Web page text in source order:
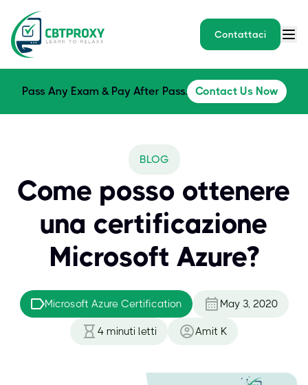
Contattaci
Pass Any Exam & Pay After Pass. Contact Us Now
BLOG
Come posso ottenere
una certificazione
Microsoft Azure?
Microsoft Azure Certification May 3, 2020
4 minuti letti Amit K